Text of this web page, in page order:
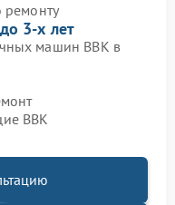
ремонту
до 3-х лет
машин BBK в
BBK